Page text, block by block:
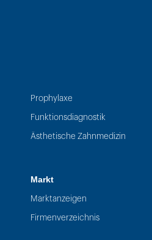
Prophylaxe
Funktionsdiagnostik
Ästhetische Zahnmedizin
Markt
Marktanzeigen
Firmenverzeichnis